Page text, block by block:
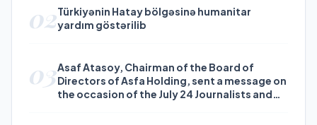
02Türkiyənin Hatay bölgəsinə humanitar
yardım göstərilib
03Asaf Atasoy, Chairman of the Board of
Directors of Asfa Holding, sent a message on
the occasion of the July 24 Journalists and